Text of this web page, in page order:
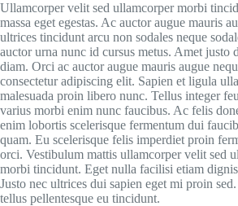
Ullamcorper velit sed ullamcorper morbi
massa eget egestas. Ac auctor augue mauris
ultrices tincidunt arcu non sodales neque
auctor urna nunc id cursus metus. Amet justo
diam. Orci ac auctor augue mauris augue
consectetur adipiscing elit. Sapien et ligula
malesuada proin libero nunc. Tellus integer
varius morbi enim nunc faucibus. Ac felis
enim lobortis scelerisque fermentum dui
quam. Eu scelerisque felis imperdiet proin
orci. Vestibulum mattis ullamcorper velit sed
morbi tincidunt. Eget nulla facilisi etiam
Justo nec ultrices dui sapien eget mi proin
tellus pellentesque eu tincidunt.